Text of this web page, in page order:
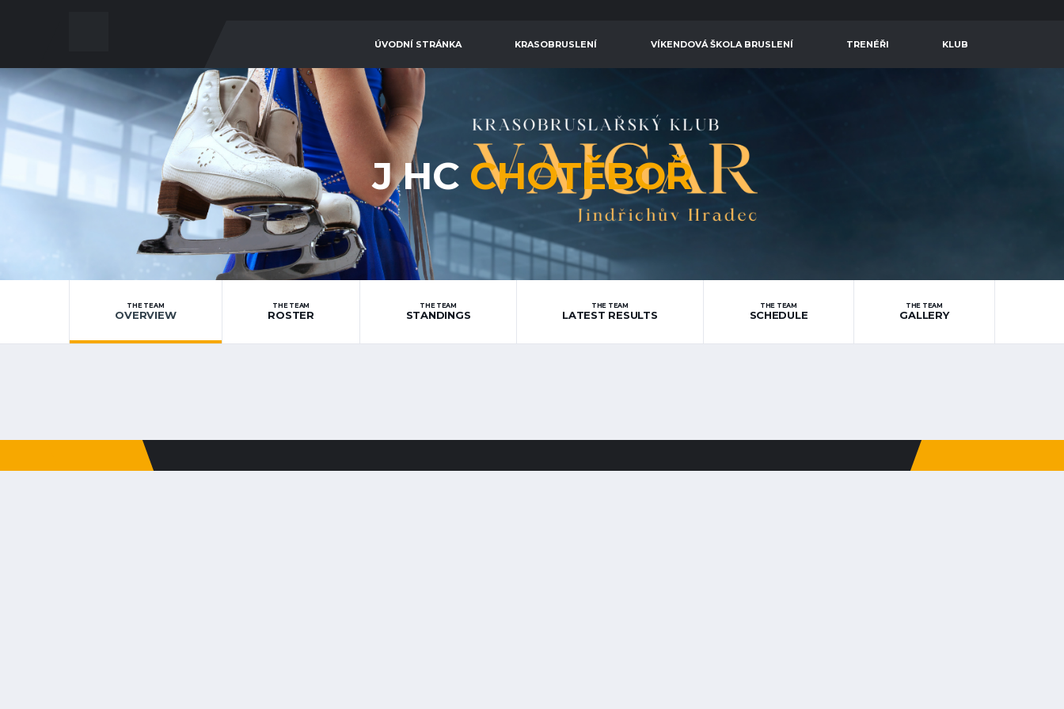
ÚVODNÍ STRÁNKA KRASOBRUSLENÍ VÍKENDOVÁ ŠKOLA BRUSLENÍ TRENÉŘI KLUB
J HC CHOTĚBOŘ
THE TEAM
OVERVIEW
THE TEAM
ROSTER
THE TEAM
STANDINGS
THE TEAM
LATEST RESULTS
THE TEAM
SCHEDULE
THE TEAM
GALLERY